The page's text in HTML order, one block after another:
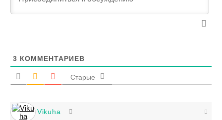
3 КОММЕНТАРИЕВ
Старые
Vikuha